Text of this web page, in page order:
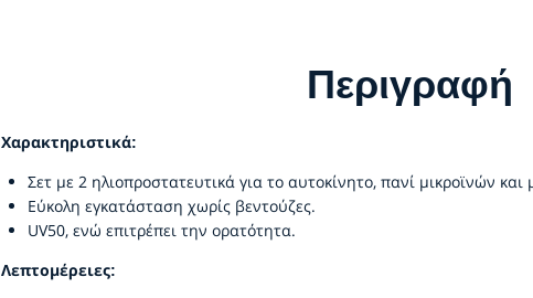
Περιγραφή
Χαρακτηριστικά:
Σετ με 2 ηλιοπροστατευτικά για το αυτοκίνητο, πανί μικροϊνών
Εύκολη εγκατάσταση χωρίς βεντούζες.
UV50, ενώ επιτρέπει την ορατότητα.
Λεπτομέρειες: